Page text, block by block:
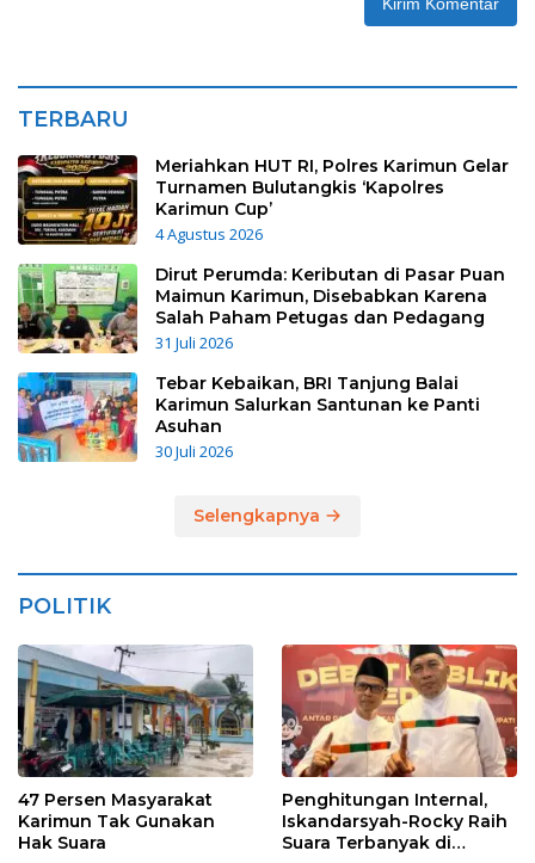
TERBARU
Meriahkan HUT RI, Polres Karimun Gelar
Turnamen Bulutangkis ‘Kapolres
Karimun Cup’
4 Agustus 2026
Dirut Perumda: Keributan di Pasar Puan
Maimun Karimun, Disebabkan Karena
Salah Paham Petugas dan Pedagang
31 Juli 2026
Tebar Kebaikan, BRI Tanjung Balai
Karimun Salurkan Santunan ke Panti
Asuhan
30 Juli 2026
Selengkapnya
POLITIK
47 Persen Masyarakat
Karimun Tak Gunakan
Hak Suara
Penghitungan Internal,
Iskandarsyah-Rocky Raih
Suara Terbanyak di